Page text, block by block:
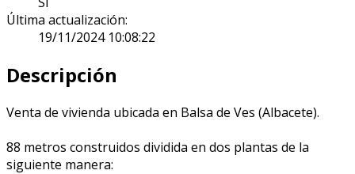
Última actualización:
19/11/2024 10:08:22
Descripción
Venta de vivienda ubicada en Balsa de Ves (Albacete).
88 metros construidos dividida en dos plantas de la
siguiente manera: